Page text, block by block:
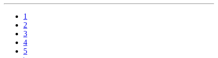
1
2
3
4
5